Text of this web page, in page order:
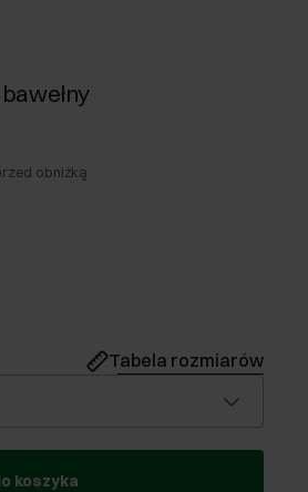
obniżką
Tabela rozmiarów
koszyka